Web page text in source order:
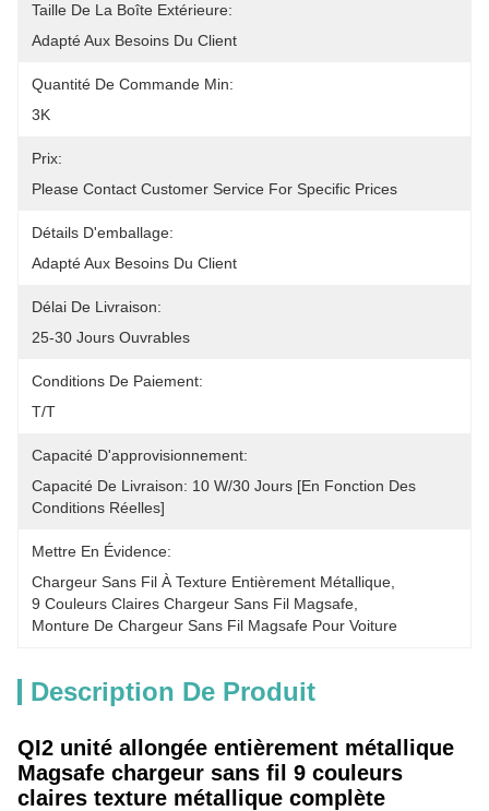
Taille De La Boîte Extérieure:
Adapté Aux Besoins Du Client
Quantité De Commande Min:
3K
Prix:
Please Contact Customer Service For Specific Prices
Détails D'emballage:
Adapté Aux Besoins Du Client
Délai De Livraison:
25-30 Jours Ouvrables
Conditions De Paiement:
T/T
Capacité D'approvisionnement:
Capacité De Livraison: 10 W/30 Jours [en Fonction Des
Conditions Réelles]
Mettre En Évidence:
Chargeur Sans Fil À Texture Entièrement Métallique
9 Couleurs Claires Chargeur Sans Fil Magsafe
Monture De Chargeur Sans Fil Magsafe Pour Voiture
Description De Produit
QI2 unité allongée entièrement métallique
Magsafe chargeur sans fil 9 couleurs
claires texture métallique complète